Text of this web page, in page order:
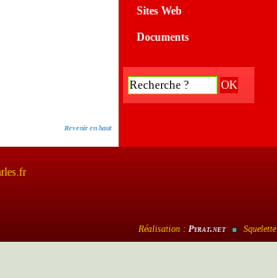
en meeting à la
2026 : De l’argent, il y en a
nos services publics !
»
Revenir en haut
Sites Web
Documents
Réalisation :Pyrat.net Squelette